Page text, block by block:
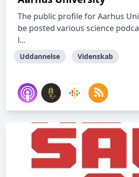
The public profile for Aarhus
be posted various science
l...
Uddannelse Videnskab